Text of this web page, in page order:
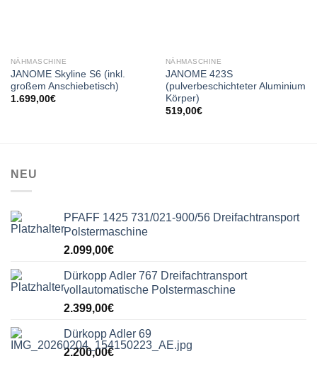
NÄHMASCHINE
JANOME Skyline S6 (inkl.
großem Anschiebetisch)
1.699,00€
NÄHMASCHINE
JANOME 423S
(pulverbeschichteter Aluminium
Körper)
519,00€
NEU
PFAFF 1425 731/021-900/56 Dreifachtransport
Polstermaschine
2.099,00€
Dürkopp Adler 767 Dreifachtransport
vollautomatische Polstermaschine
2.399,00€
Dürkopp Adler 69
2.200,00€